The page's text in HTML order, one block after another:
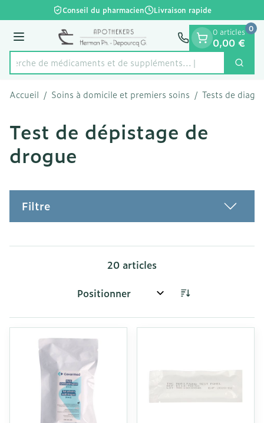
Aller au contenu
1 de 1
Conseil du pharmacien Livraison rapide
Menu
Rechercherde médicaments et de suppléments...
0 articles
0,00 €
0
Accueil / Soins à domicile et premiers soins / Tests de
Test de dépistage de
drogue
Filtre
20 articles
Trier par: